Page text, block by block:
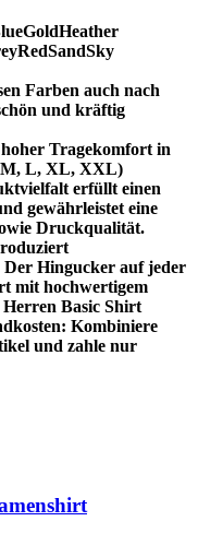
GoldHeather
RedSandSky
Farben auch nach
und kräftig
Tragekomfort in
M, L, XL, XXL)
erfüllt einen
gewährleistet eine
Druckqualität.
Hingucker auf jeder
mit hochwertigem
Basic Shirt
Kombiniere
und zahle nur